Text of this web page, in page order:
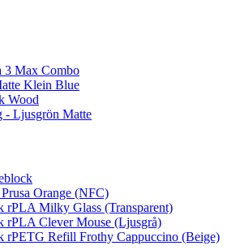
3 Max Combo
Klein Blue
Wood
- Ljusgrön Matte
Orange (NFC)
rPLA Milky Glass (Transparent)
rPLA Clever Mouse (Ljusgrå)
rPETG Refill Frothy Cappuccino (Beige)